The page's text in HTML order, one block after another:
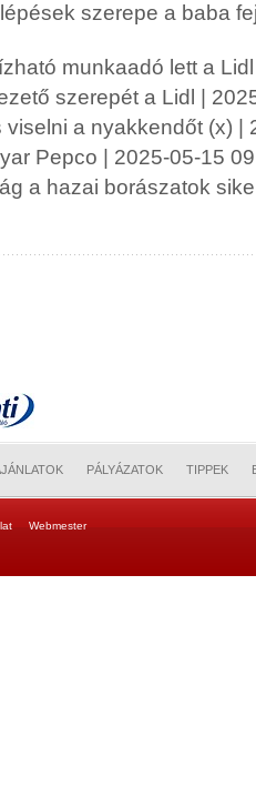
szerepe a baba
munkaadó lett a
szerepét a Lidl |
a nyakkendőt (x) |
Pepco | 2025-05-15
a hazai borászatok
PÁLYÁZATOK TIPPEK
Webmester